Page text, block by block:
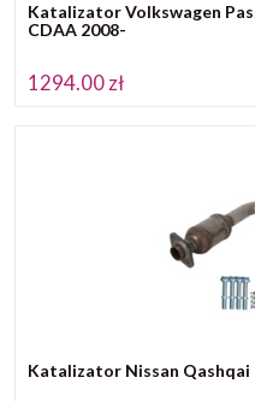
Katalizator Volkswagen
CDAA 2008-
1294.00 zł
Katalizator Nissan Qashqai